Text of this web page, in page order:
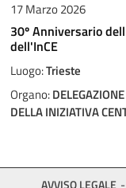
17 Marzo 2026
30º Anniversario
dell'InCE
Luogo:Trieste
Organo:
DELLA INIZIATIVA
AVVISO LEGALE